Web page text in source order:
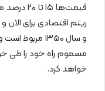
قیمت‌ها
ریتم اقتصادی برای الان
و سال ۱۳۵۰
مسموم راه خود را طی
خواهد کرد.